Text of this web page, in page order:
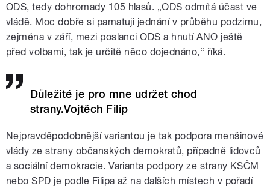
ODS, tedy dohromady 105 hlasů. „ODS odmítá účast ve
vládě. Moc dobře si pamatuji jednání v průběhu podzimu,
zejména v září, mezi poslanci ODS a hnutí ANO ještě
před volbami, tak je určitě něco dojednáno,“ říká.
Důležité je pro mne udržet chod
strany.Vojtěch Filip
Nejpravděpodobnější variantou je tak podpora menšinové
vlády ze strany občanských demokratů, případně lidovců
a sociální demokracie. Varianta podpory ze strany KSČM
nebo SPD je podle Filipa až na dalších místech v pořadí